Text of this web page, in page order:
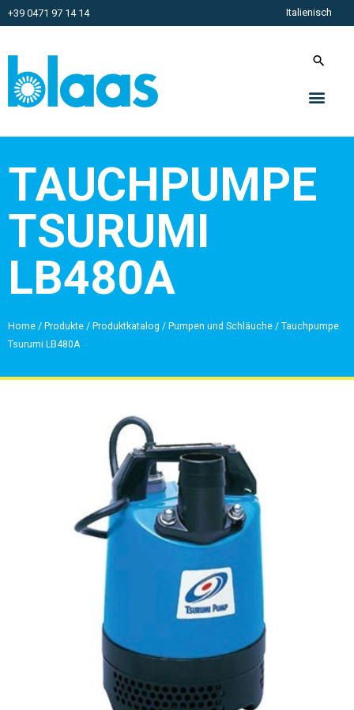
+39 0471 97 14 14 Italienisch
TAUCHPUMPE
TSURUMI
LB480A
Home / Produkte / Produktkatalog / Pumpen und Schläuche / Tauchpumpe
Tsurumi LB480A